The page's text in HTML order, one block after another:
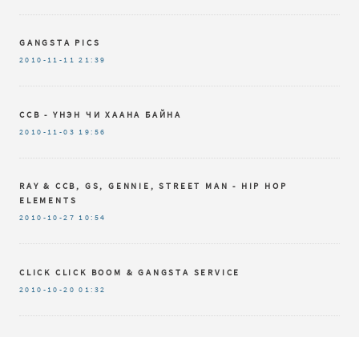
GANGSTA PICS
2010-11-11 21:39
CCB - ҮНЭН ЧИ ХААНА БАЙНА
2010-11-03 19:56
RAY & CCB, GS, GENNIE, STREET MAN - HIP HOP
ELEMENTS
2010-10-27 10:54
CLICK CLICK BOOM & GANGSTA SERVICE
2010-10-20 01:32